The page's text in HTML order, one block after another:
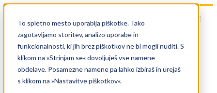
To spletno mesto uporablja piškotke. Tako
zagotavljamo storitev, analizo uporabe in
funkcionalnosti, ki jih brez piškotkov ne bi mogli nuditi. S
klikom na »Strinjam se« dovoljuješ vse namene
obdelave. Posamezne namene pa lahko izbiraš in urejaš
s klikom na »Nastavitve piškotkov«.